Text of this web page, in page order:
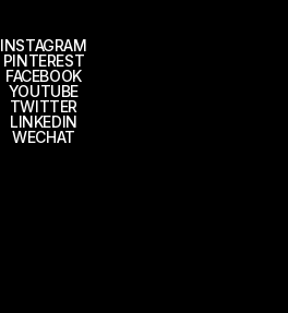
INSTAGRAM
PINTEREST
FACEBOOK
YOUTUBE
TWITTER
LINKEDIN
WECHAT